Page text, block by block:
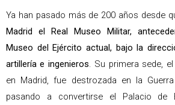
Ya han pasado más de 200 años desde
Madrid el Real Museo Militar,
Museo del Ejército actual, bajo la
artillería e ingenieros. Su primera sede,
en Madrid, fue destrozada en la
pasando a convertirse el Palacio de